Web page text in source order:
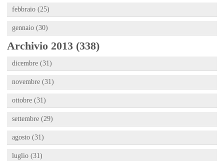
febbraio (25)
gennaio (30)
Archivio 2013 (338)
dicembre (31)
novembre (31)
ottobre (31)
settembre (29)
agosto (31)
luglio (31)